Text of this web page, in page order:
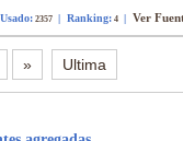
2357 | Ranking: 4 | Ver
» Ultima